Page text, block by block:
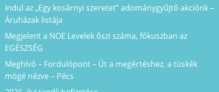
Indul az „Egy kosárnyi szeretet” adománygyűjtő akciónk –
Áruházak listája
Megjelent a NOE Levelek őszi száma, fókuszban az
EGÉSZSÉG
Meghívó – Fordulópont – Út a megértéshez, a tüskék
mögé nézve – Pécs